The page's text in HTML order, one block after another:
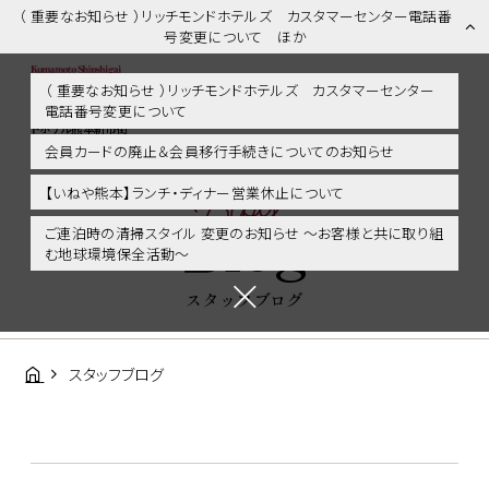
（ 重要なお知らせ ）リッチモンドホテルズ カスタマーセンター電話番
号変更について ほか
（ 重要なお知らせ ）リッチモンドホテルズ カスタマーセンター
電話番号変更について
会員カードの廃止＆会員移行手続きについてのお知らせ
【いねや熊本】ランチ・ディナー営業休止について
ご連泊時の清掃スタイル 変更のお知らせ ～お客様と共に取り組
む地球環境保全活動～
スタッフブログ | 熊本市内・新市街・熊本城に好アクセス！リッチモン
ドホテル熊本新市街
Blog
Blog
スタッフブログ
スタッフブログ